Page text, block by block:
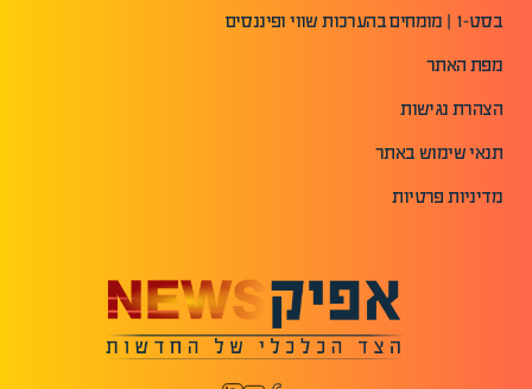
בסט-1 | מומחים בהערכות שווי ופיננסים
מפת האתר
הצהרת נגישות
תנאי שימוש באתר
מדיניות פרטיות